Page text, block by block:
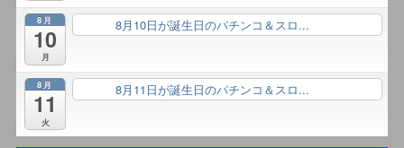
8月
10
月
8月10日が誕生日のパチンコ＆スロ...
8月
11
火
8月11日が誕生日のパチンコ＆スロ...